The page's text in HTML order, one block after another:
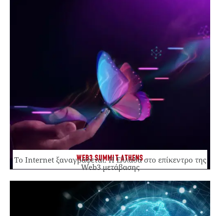
WEB3 SUMMIT ATHENS
Το Internet ξαναγράφεται. Η Ελλάδα στο επίκεντρο της
Web3 μετάβασης